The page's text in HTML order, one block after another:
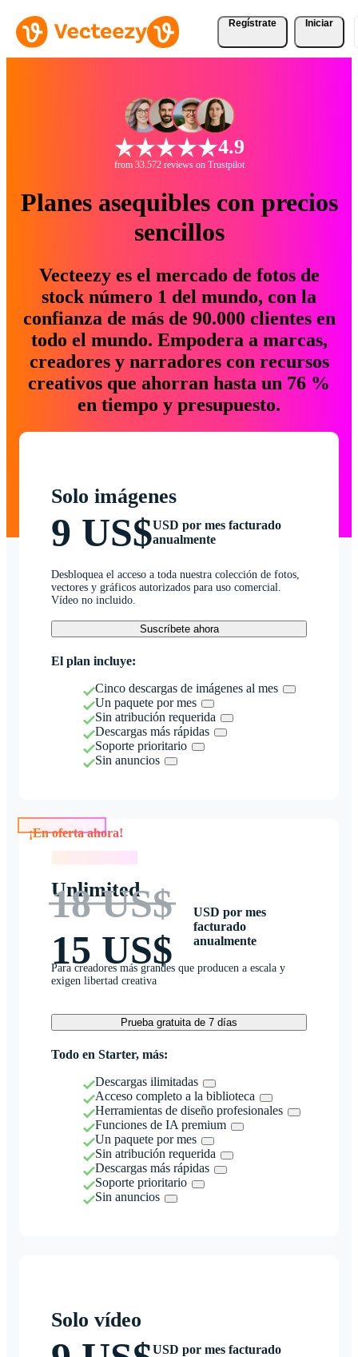
Regístrate Iniciar
4.9
from 33.572 reviews on Trustpilot
Planes asequibles con precios
sencillos
Vecteezy es el mercado de fotos de
stock número 1 del mundo, con la
confianza de más de 90.000 clientes en
todo el mundo. Empodera a marcas,
creadores y narradores con recursos
creativos que ahorran hasta un 76 %
en tiempo y presupuesto.
Solo imágenes
9 US$USD por mes facturado
anualmente
Desbloquea el acceso a toda nuestra colección de fotos,
vectores y gráficos autorizados para uso comercial.
Vídeo no incluido.
Suscríbete ahora
El plan incluye:
Cinco descargas de imágenes al mes
Un paquete por mes
Sin atribución requerida
Descargas más rápidas
Soporte prioritario
Sin anuncios
Unlimited
18 US$
15 US$
USD por mes
facturado
anualmente
Para creadores más grandes que producen a escala y
exigen libertad creativa
Prueba gratuita de 7 días
Todo en Starter, más:
Descargas ilimitadas
Acceso completo a la biblioteca
Herramientas de diseño profesionales
Funciones de IA premium
Un paquete por mes
Sin atribución requerida
Descargas más rápidas
Soporte prioritario
Sin anuncios
Solo vídeo
USD por mes facturado